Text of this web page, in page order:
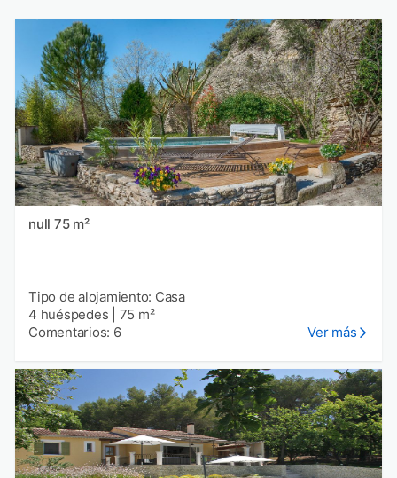
null 75 m²
Tipo de alojamiento: Casa
4 huéspedes
75 m²
Comentarios: 6
Ver más